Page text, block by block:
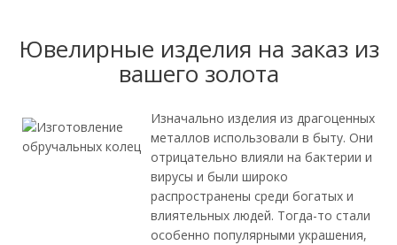
Ювелирные изделия на заказ из
вашего золота
Изначально изделия из драгоценных
металлов использовали в быту. Они
отрицательно влияли на бактерии и
вирусы и были широко
распространены среди богатых и
влиятельных людей. Тогда-то стали
особенно популярными украшения,